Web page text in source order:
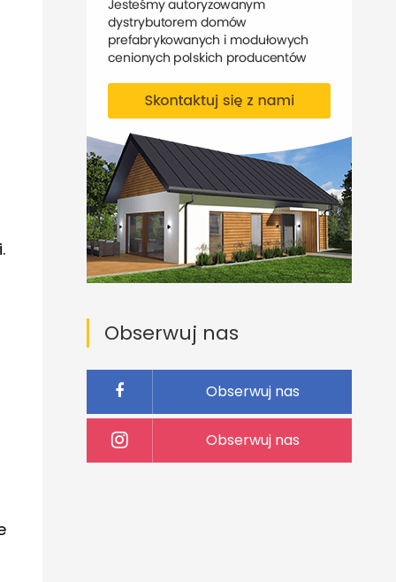
Obserwuj nas
Obserwuj nas
Obserwuj nas